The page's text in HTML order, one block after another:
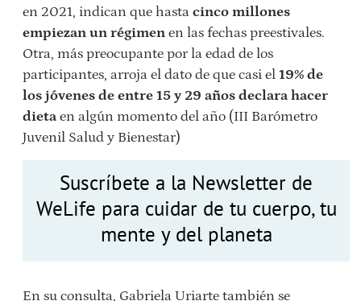
en 2021, indican que hasta cinco millones
empiezan un régimen en las fechas preestivales.
Otra, más preocupante por la edad de los
participantes, arroja el dato de que casi el 19% de
los jóvenes de entre 15 y 29 años declara hacer
dieta en algún momento del año (III Barómetro
Juvenil Salud y Bienestar)
Suscríbete a la Newsletter de
WeLife para cuidar de tu cuerpo, tu
mente y del planeta
En su consulta, Gabriela Uriarte también se